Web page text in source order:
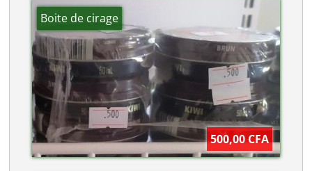
Boite de cirage
500,00 CFA